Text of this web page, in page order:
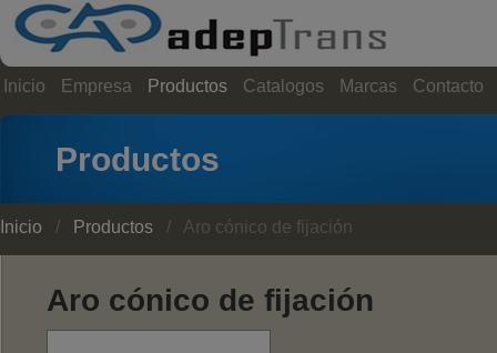
Inicio Empresa Productos Catalogos Marcas Contacto
Productos
Inicio / Productos / Aro cónico de fijación
Aro cónico de fijación